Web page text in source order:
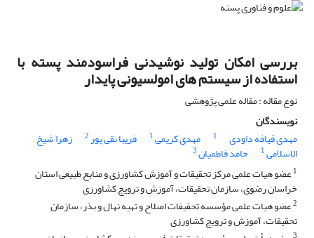
بررسی امکان تولید نوشیدنی فراسودمند پسته با
استفاده از سیستم ‏های امولسیونی پایدار
نوع مقاله : مقاله علمی پژوهشی
نویسندگان
مهدی قیافه داودی
1 مهدی کریمی1 فریبا نقی پور2 زهرا شیخ
الاسلامی1 حامد فاطمیان3
1عضو هیات علمی مرکز تحقیقات و آموزش کشاورزی و منابع طبیعی استان
خراسان رضوی، سازمان تحقیقات، آموزش و ترویج کشاورزی
2عضو هیات علمی مؤسسه تحقیقات اصلاح و تهیه نهال و بذر، سازمان
تحقیقات، آموزش و ترویج کشاورزی